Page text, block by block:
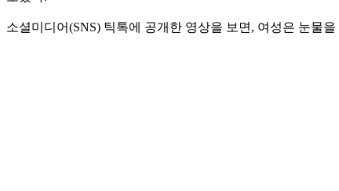
소셜미디어(SNS) 틱톡에 공개한 영상을 보면, 여성은 눈물